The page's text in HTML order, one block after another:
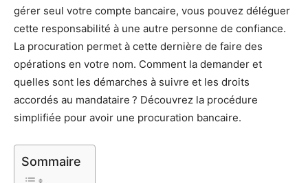
gérer seul votre compte bancaire, vous pouvez déléguer
cette responsabilité à une autre personne de confiance.
La procuration permet à cette dernière de faire des
opérations en votre nom. Comment la demander et
quelles sont les démarches à suivre et les droits
accordés au mandataire ? Découvrez la procédure
simplifiée pour avoir une procuration bancaire.
Sommaire